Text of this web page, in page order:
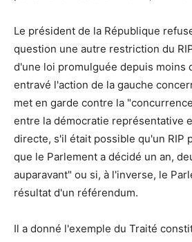
Le président de la République
question une autre restriction du
d'une loi promulguée depuis moins
entravé l'action de la gauche
met en garde contre la
entre la démocratie représentative
directe, s'il était possible qu'un RIP
que le Parlement a décidé un an,
auparavant" ou si, à l'inverse, le
résultat d'un référendum.
Il a donné l'exemple du Traité